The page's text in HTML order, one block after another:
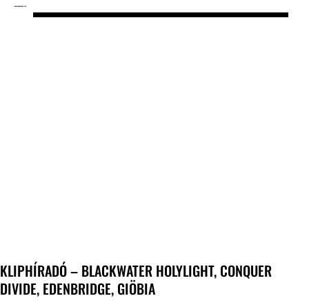
KLIPHÍRADÓ – BLACKWATER HOLYLIGHT, CONQUER
DIVIDE, EDENBRIDGE, GIÖBIA